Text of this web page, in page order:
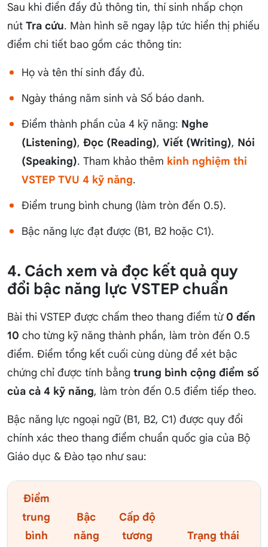
Sau khi điền đầy đủ thông tin, thí sinh nhấp chọn
nút Tra cứu. Màn hình sẽ ngay lập tức hiển thị phiếu
điểm chi tiết bao gồm các thông tin:
Họ và tên thí sinh đầy đủ.
Ngày tháng năm sinh và Số báo danh.
Điểm thành phần của 4 kỹ năng: Nghe
(Listening), Đọc (Reading), Viết (Writing), Nói
(Speaking). Tham khảo thêm kinh nghiệm thi
VSTEP TVU 4 kỹ năng.
Điểm trung bình chung (làm tròn đến 0.5).
Bậc năng lực đạt được (B1, B2 hoặc C1).
4. Cách xem và đọc kết quả quy
đổi bậc năng lực VSTEP chuẩn
Bài thi VSTEP được chấm theo thang điểm từ0 đến
10 cho từng kỹ năng thành phần, làm tròn đến 0.5
điểm. Điểm tổng kết cuối cùng dùng để xét bậc
chứng chỉ được tính bằng trung bình cộng điểm số
của cả 4 kỹ năng, làm tròn đến 0.5 điểm tiếp theo.
Bậc năng lực ngoại ngữ (B1, B2, C1) được quy đổi
chính xác theo thang điểm chuẩn quốc gia của Bộ
Giáo dục & Đào tạo như sau:
Điểm
trung
bình
Bậc
năng
Cấp độ
tương
Trạng thái